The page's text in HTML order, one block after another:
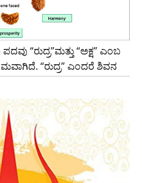
“ರುದ್ರ”ಮತ್ತು “ಅಕ್ಷ” ಎಂಬ
“ರುದ್ರ” ಎಂದರೆ ಶಿವನ